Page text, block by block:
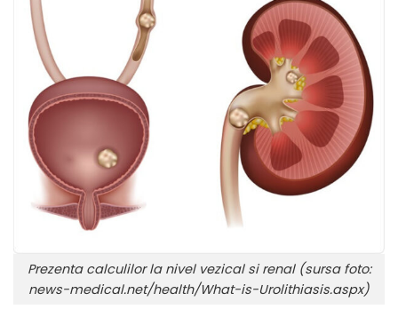
Prezenta calculilor la nivel vezical si renal (sursa foto:
news-medical.net/health/What-is-Urolithiasis.aspx)